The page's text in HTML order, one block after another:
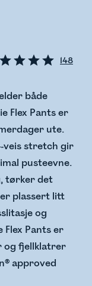
148
både
Flex Pants er
ute.
veis stretch gir
pusteevne.
tørker det
plassert litt
og
Pants er
og fjellklatrer
approved